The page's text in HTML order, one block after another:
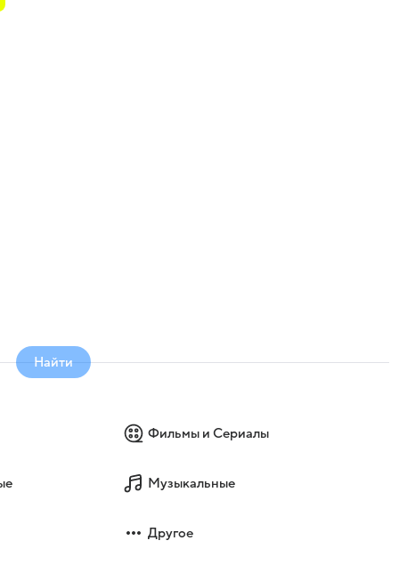
Найти
Фильмы и Сериалы
Музыкальные
Другое